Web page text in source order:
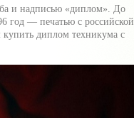
и надписью «диплом». До
год — печатью с российской
диплом техникума с